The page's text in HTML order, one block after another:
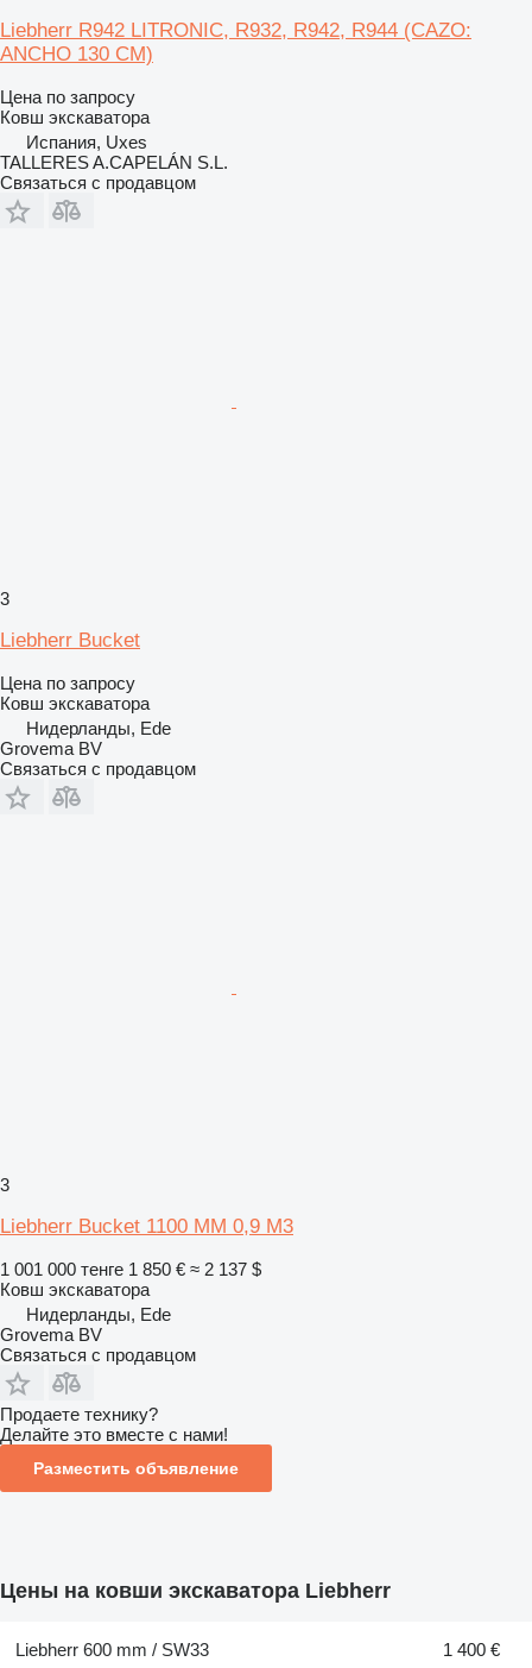
Liebherr R942 LITRONIC, R932, R942, R944 (CAZO:
ANCHO 130 CM)
Цена по запросу
Ковш экскаватора
Испания, Uxes
TALLERES A.CAPELÁN S.L.
Связаться с продавцом
3
Liebherr Bucket
Цена по запросу
Ковш экскаватора
Нидерланды, Ede
Grovema BV
Связаться с продавцом
3
Liebherr Bucket 1100 MM 0,9 M3
1 001 000 тенге 1 850 € ≈ 2 137 $
Ковш экскаватора
Нидерланды, Ede
Grovema BV
Связаться с продавцом
Продаете технику?
Делайте это вместе с нами!
Разместить объявление
Цены на ковши экскаватора Liebherr
Liebherr 600 mm / SW33 1 400 €